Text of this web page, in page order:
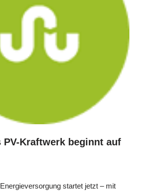
PV-Kraftwerk beginnt auf
startet jetzt – mit